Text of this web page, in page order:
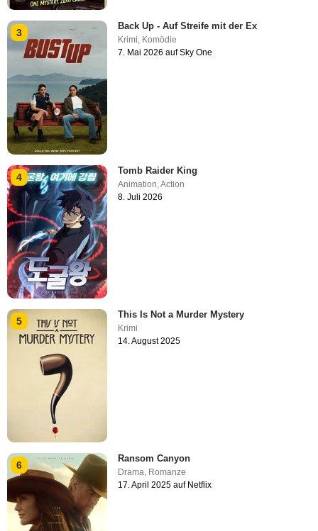
3
Back Up - Auf Streife mit der Ex
Krimi, Komödie
7. Mai 2026 auf Sky One
4
Tomb Raider King
Animation ,Action
8. Juli 2026
5
This Is Not a Murder Mystery
Krimi
14. August 2025
6
Ransom Canyon
Drama, Romanze
17. April 2025 auf Netflix